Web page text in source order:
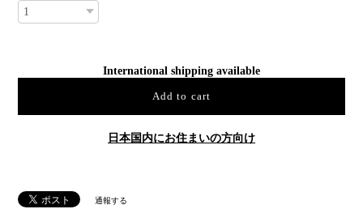
International shipping available
Add to cart
日本国内にお住まいの方向け
通報する